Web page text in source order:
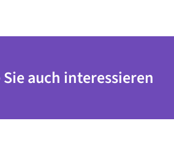
auch interessieren